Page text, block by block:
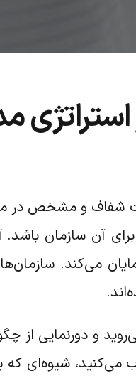
و مشخص در
آن سازمان
می‌کند.
و دورنمایی
می‌کنید، شیوه‌ای که